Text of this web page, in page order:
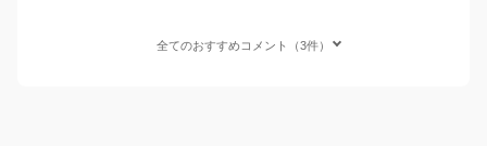
全てのおすすめコメント（3件）